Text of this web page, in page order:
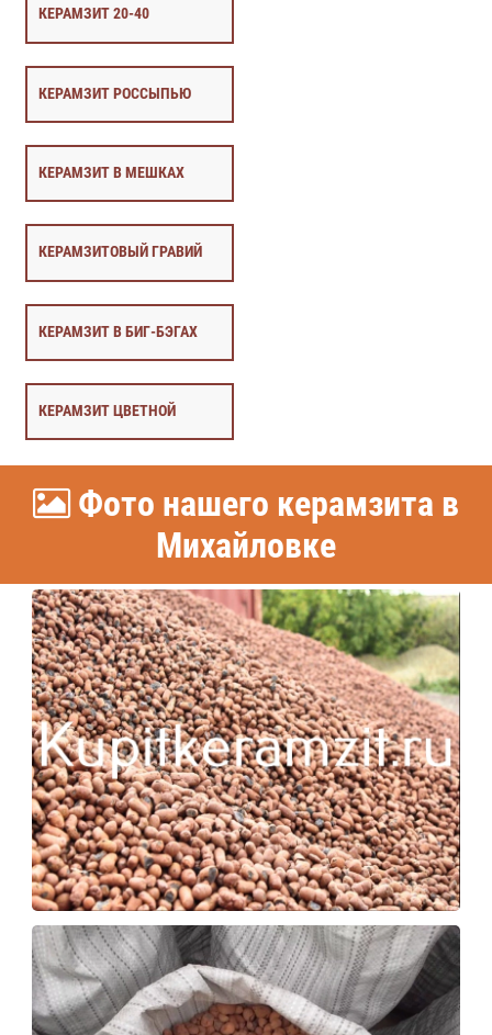
КЕРАМЗИТ 20-40
КЕРАМЗИТ РОССЫПЬЮ
КЕРАМЗИТ В МЕШКАХ
КЕРАМЗИТОВЫЙ ГРАВИЙ
КЕРАМЗИТ В БИГ-БЭГАХ
КЕРАМЗИТ ЦВЕТНОЙ
Фото нашего керамзита в
Михайловке